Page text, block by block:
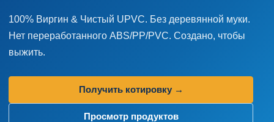
100% Виргин & Чистый UPVC. Без деревянной муки.
Нет переработанного ABS/PP/PVC. Создано, чтобы
выжить.
Получить котировку →
Просмотр продуктов